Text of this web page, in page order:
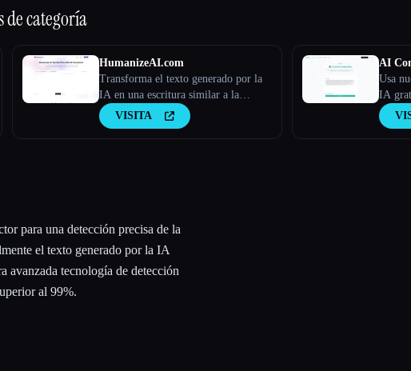
de categoría
HumanizeAI.com
Transforma el texto generado por la
IA en una escritura similar a la
humana con Humanize AI
VISITA
AI
Usa
IA
no.
para una detección precisa de la
el texto generado por la IA
avanzada tecnología de detección
al 99%.